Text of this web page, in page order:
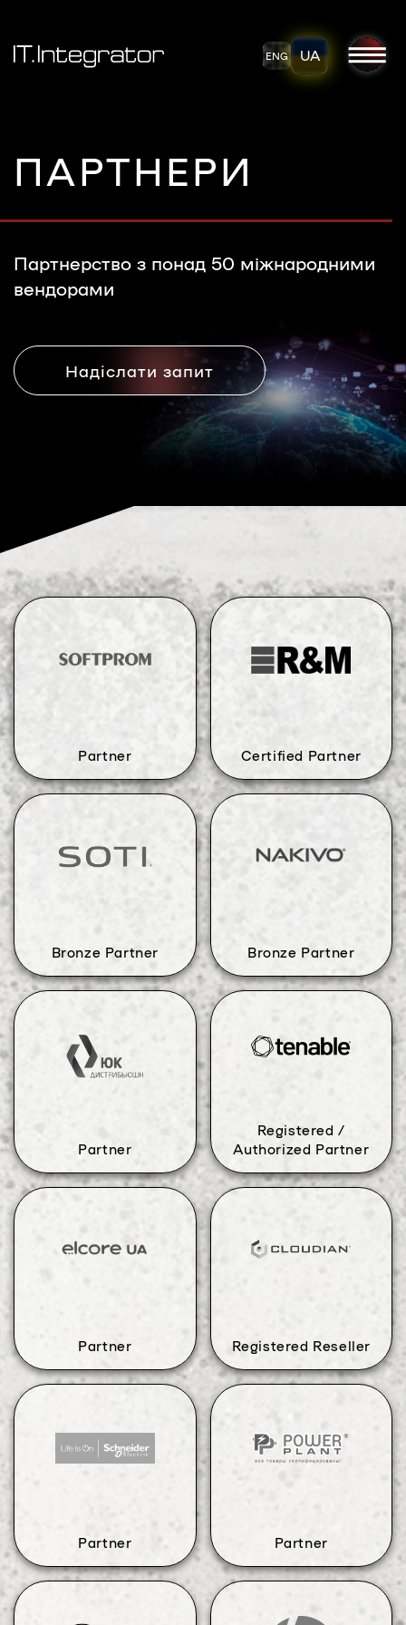
ENG UA
ПАРТНЕРИ
Партнерство з понад 50 міжнародними
вендорами
Надіслати запит
Partner Certified Partner
Bronze Partner Bronze Partner
Partner
Registered /
Authorized Partner
Partner Registered Reseller
Partner Partner